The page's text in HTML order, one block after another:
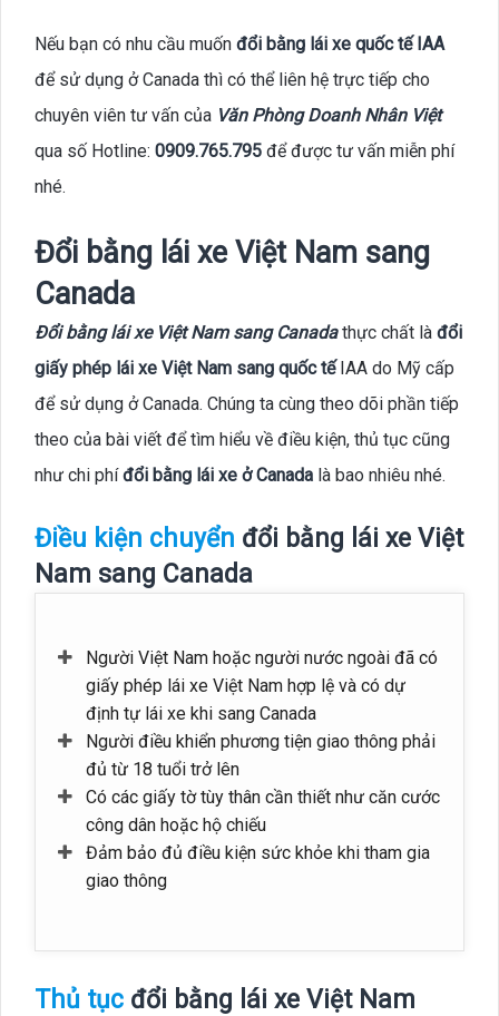
Nếu bạn có nhu cầu muốn đổi bằng lái xe quốc tế IAA
để sử dụng ở Canada thì có thể liên hệ trực tiếp cho
chuyên viên tư vấn của Văn Phòng Doanh Nhân Việt
qua số Hotline: 0909.765.795 để được tư vấn miễn phí
nhé.
Đổi bằng lái xe Việt Nam sang
Canada
Đổi bằng lái xe Việt Nam sang Canadathực chất là đổi
giấy phép lái xe Việt Nam sang quốc tếIAA do Mỹ cấp
để sử dụng ở Canada. Chúng ta cùng theo dõi phần tiếp
theo của bài viết để tìm hiểu về điều kiện, thủ tục cũng
như chi phíđổi bằng lái xe ở Canada là bao nhiêu nhé.
Điều kiện chuyển đổi bằng lái xe Việt
Nam sang Canada
Người Việt Nam hoặc người nước ngoài đã có
giấy phép lái xe Việt Nam hợp lệ và có dự
định tự lái xe khi sang Canada
Người điều khiển phương tiện giao thông phải
đủ từ 18 tuổi trở lên
Có các giấy tờ tùy thân cần thiết như căn cước
công dân hoặc hộ chiếu
Đảm bảo đủ điều kiện sức khỏe khi tham gia
giao thông
Thủ tục đổi bằng lái xe Việt Nam